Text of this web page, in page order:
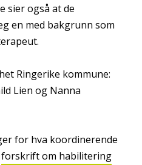
sier også at de
en med bakgrunn som
Ringerike kommune:
Lien og Nanna
for hva koordinerende
forskrift om habilitering